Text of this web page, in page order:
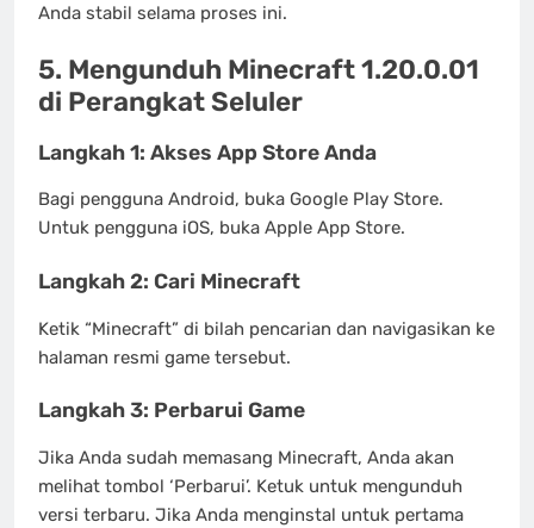
Anda stabil selama proses ini.
5. Mengunduh Minecraft 1.20.0.01
di Perangkat Seluler
Langkah 1: Akses App Store Anda
Bagi pengguna Android, buka Google Play Store.
Untuk pengguna iOS, buka Apple App Store.
Langkah 2: Cari Minecraft
Ketik “Minecraft” di bilah pencarian dan navigasikan ke
halaman resmi game tersebut.
Langkah 3: Perbarui Game
Jika Anda sudah memasang Minecraft, Anda akan
melihat tombol ‘Perbarui’. Ketuk untuk mengunduh
versi terbaru. Jika Anda menginstal untuk pertama